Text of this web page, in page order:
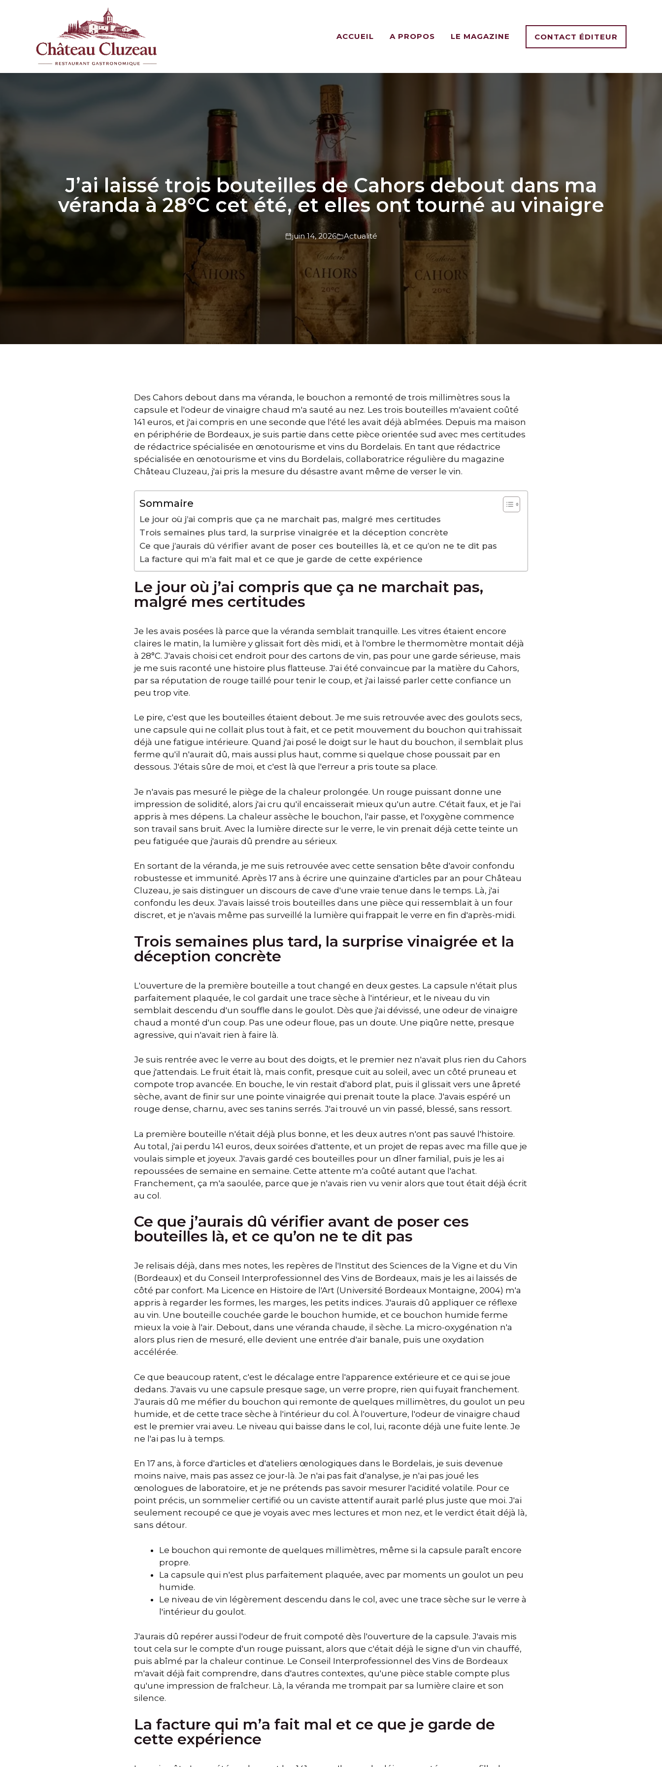
ACCUEIL A PROPOS LE MAGAZINE CONTACT ÉDITEUR
J’ai laissé trois bouteilles de Cahors debout dans ma
véranda à 28°C cet été, et elles ont tourné au vinaigre
juin 14, 2026 Actualité
Des Cahors debout dans ma véranda, le bouchon a remonté de trois millimètres sous la
capsule et l'odeur de vinaigre chaud m'a sauté au nez. Les trois bouteilles m'avaient coûté
141 euros, et j'ai compris en une seconde que l'été les avait déjà abîmées. Depuis ma maison
en périphérie de Bordeaux, je suis partie dans cette pièce orientée sud avec mes certitudes
de rédactrice spécialisée en œnotourisme et vins du Bordelais. En tant que rédactrice
spécialisée en œnotourisme et vins du Bordelais, collaboratrice régulière du magazine
Château Cluzeau, j'ai pris la mesure du désastre avant même de verser le vin.
Sommaire
Le jour où j’ai compris que ça ne marchait pas, malgré mes certitudes
Trois semaines plus tard, la surprise vinaigrée et la déception concrète
Ce que j’aurais dû vérifier avant de poser ces bouteilles là, et ce qu’on ne te dit pas
La facture qui m’a fait mal et ce que je garde de cette expérience
Le jour où j’ai compris que ça ne marchait pas,
malgré mes certitudes
Je les avais posées là parce que la véranda semblait tranquille. Les vitres étaient encore
claires le matin, la lumière y glissait fort dès midi, et à l'ombre le thermomètre montait déjà
à 28°C. J'avais choisi cet endroit pour des cartons de vin, pas pour une garde sérieuse, mais
je me suis raconté une histoire plus flatteuse. J'ai été convaincue par la matière du Cahors,
par sa réputation de rouge taillé pour tenir le coup, et j'ai laissé parler cette confiance un
peu trop vite.
Le pire, c'est que les bouteilles étaient debout. Je me suis retrouvée avec des goulots secs,
une capsule qui ne collait plus tout à fait, et ce petit mouvement du bouchon qui trahissait
déjà une fatigue intérieure. Quand j'ai posé le doigt sur le haut du bouchon, il semblait plus
ferme qu'il n'aurait dû, mais aussi plus haut, comme si quelque chose poussait par en
dessous. J'étais sûre de moi, et c'est là que l'erreur a pris toute sa place.
Je n'avais pas mesuré le piège de la chaleur prolongée. Un rouge puissant donne une
impression de solidité, alors j'ai cru qu'il encaisserait mieux qu'un autre. C'était faux, et je l'ai
appris à mes dépens. La chaleur assèche le bouchon, l'air passe, et l'oxygène commence
son travail sans bruit. Avec la lumière directe sur le verre, le vin prenait déjà cette teinte un
peu fatiguée que j'aurais dû prendre au sérieux.
En sortant de la véranda, je me suis retrouvée avec cette sensation bête d'avoir confondu
robustesse et immunité. Après 17 ans à écrire une quinzaine d'articles par an pour Château
Cluzeau, je sais distinguer un discours de cave d'une vraie tenue dans le temps. Là, j'ai
confondu les deux. J'avais laissé trois bouteilles dans une pièce qui ressemblait à un four
discret, et je n'avais même pas surveillé la lumière qui frappait le verre en fin d'après-midi.
Trois semaines plus tard, la surprise vinaigrée et la
déception concrète
L'ouverture de la première bouteille a tout changé en deux gestes. La capsule n'était plus
parfaitement plaquée, le col gardait une trace sèche à l'intérieur, et le niveau du vin
semblait descendu d'un souffle dans le goulot. Dès que j'ai dévissé, une odeur de vinaigre
chaud a monté d'un coup. Pas une odeur floue, pas un doute. Une piqûre nette, presque
agressive, qui n'avait rien à faire là.
Je suis rentrée avec le verre au bout des doigts, et le premier nez n'avait plus rien du Cahors
que j'attendais. Le fruit était là, mais confit, presque cuit au soleil, avec un côté pruneau et
compote trop avancée. En bouche, le vin restait d'abord plat, puis il glissait vers une âpreté
sèche, avant de finir sur une pointe vinaigrée qui prenait toute la place. J'avais espéré un
rouge dense, charnu, avec ses tanins serrés. J'ai trouvé un vin passé, blessé, sans ressort.
La première bouteille n'était déjà plus bonne, et les deux autres n'ont pas sauvé l'histoire.
Au total, j'ai perdu 141 euros, deux soirées d'attente, et un projet de repas avec ma fille que je
voulais simple et joyeux. J'avais gardé ces bouteilles pour un dîner familial, puis je les ai
repoussées de semaine en semaine. Cette attente m'a coûté autant que l'achat.
Franchement, ça m'a saoulée, parce que je n'avais rien vu venir alors que tout était déjà écrit
au col.
Ce que j’aurais dû vérifier avant de poser ces
bouteilles là, et ce qu’on ne te dit pas
Je relisais déjà, dans mes notes, les repères de l'Institut des Sciences de la Vigne et du Vin
(Bordeaux) et du Conseil Interprofessionnel des Vins de Bordeaux, mais je les ai laissés de
côté par confort. Ma Licence en Histoire de l'Art (Université Bordeaux Montaigne, 2004) m'a
appris à regarder les formes, les marges, les petits indices. J'aurais dû appliquer ce réflexe
au vin. Une bouteille couchée garde le bouchon humide, et ce bouchon humide ferme
mieux la voie à l'air. Debout, dans une véranda chaude, il sèche. La micro-oxygénation n'a
alors plus rien de mesuré, elle devient une entrée d'air banale, puis une oxydation
accélérée.
Ce que beaucoup ratent, c'est le décalage entre l'apparence extérieure et ce qui se joue
dedans. J'avais vu une capsule presque sage, un verre propre, rien qui fuyait franchement.
J'aurais dû me méfier du bouchon qui remonte de quelques millimètres, du goulot un peu
humide, et de cette trace sèche à l'intérieur du col. À l'ouverture, l'odeur de vinaigre chaud
est le premier vrai aveu. Le niveau qui baisse dans le col, lui, raconte déjà une fuite lente. Je
ne l'ai pas lu à temps.
En 17 ans, à force d'articles et d'ateliers œnologiques dans le Bordelais, je suis devenue
moins naïve, mais pas assez ce jour-là. Je n'ai pas fait d'analyse, je n'ai pas joué les
œnologues de laboratoire, et je ne prétends pas savoir mesurer l'acidité volatile. Pour ce
point précis, un sommelier certifié ou un caviste attentif aurait parlé plus juste que moi. J'ai
seulement recoupé ce que je voyais avec mes lectures et mon nez, et le verdict était déjà là,
sans détour.
Le bouchon qui remonte de quelques millimètres, même si la capsule paraît encore
propre.
La capsule qui n'est plus parfaitement plaquée, avec par moments un goulot un peu
humide.
Le niveau de vin légèrement descendu dans le col, avec une trace sèche sur le verre à
l'intérieur du goulot.
J'aurais dû repérer aussi l'odeur de fruit compoté dès l'ouverture de la capsule. J'avais mis
tout cela sur le compte d'un rouge puissant, alors que c'était déjà le signe d'un vin chauffé,
puis abîmé par la chaleur continue. Le Conseil Interprofessionnel des Vins de Bordeaux
m'avait déjà fait comprendre, dans d'autres contextes, qu'une pièce stable compte plus
qu'une impression de fraîcheur. Là, la véranda me trompait par sa lumière claire et son
silence.
La facture qui m’a fait mal et ce que je garde de
cette expérience